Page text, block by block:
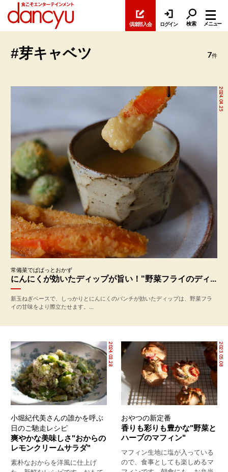
倶楽部入会 ログイン 検索 メニュー
#芽キャベツ 7件
2024.04.25
常備菜でぱぱっとおかず
にんにくが効いたディップが旨い！"野菜フライのディ...
新玉ねぎベースで、しっかりとにんにくのパンチが効いたディップは、野菜フラ
イの甘味をより際立たせます。...
2024.03.28
小堀紀代美さんの誰かを呼ぶ
日のご馳走レシピ
爽やかな美味しさ"おからの
レモンクリームサラダ"
素朴なおからを洋風に仕上げ
2023.05.08
おやつの新定番
香りも彩りも豊かな"野菜と
ハーブのマフィン"
マフィン生地に塩が入っている
ので、食事としても楽しめるマ